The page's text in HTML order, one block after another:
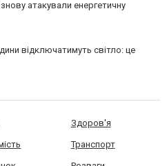
атакували енергетичну
відключатимуть світло: це
Здоров'я
Транспорт